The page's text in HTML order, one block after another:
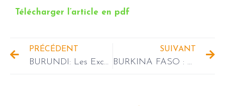
Télécharger l’article en pdf
PRÉCÉDENT
BURUNDI: Les Excellences Ambassadeurs de l’Union Européenne, de la France, de la Belgique, de l’Allemagne et des Pays Bas à Bujumbura visitent les réalisations d’INADES-Formation Burundi
SUIVANT
BURKINA FASO : Détermination pour la résilience de communautés vulnérables dans la province du Sanmatenga